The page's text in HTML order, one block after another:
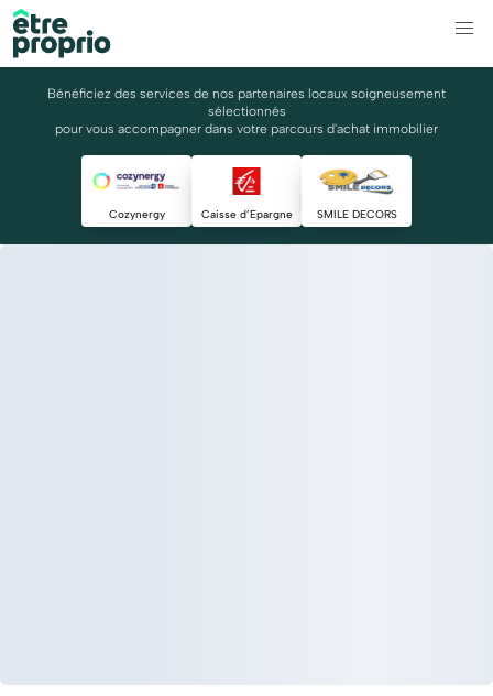
Bénéficiez des services de nos partenaires locaux soigneusement
sélectionnés
pour vous accompagner dans votre parcours d'achat immobilier
Cozynergy Caisse d’Epargne SMILE DECORS